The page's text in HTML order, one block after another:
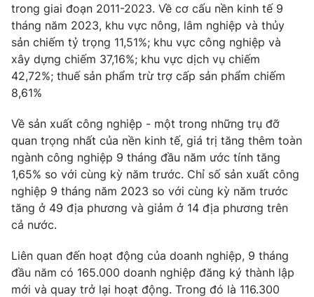
Tư vấn
Chuyên mục khác
Emagazine Podcast
Photo
Video Shorts video
VTV Money VTV Thể thao
VTV Sức khoẻ
Thị trường 24h Tấm lòng Việt
trong giai đoạn 2011-2023. Về cơ cấu nền kinh tế 9
tháng năm 2023, khu vực nông, lâm nghiệp và thủy
sản chiếm tỷ trọng 11,51%; khu vực công nghiệp và
xây dựng chiếm 37,16%; khu vực dịch vụ chiếm
42,72%; thuế sản phẩm trừ trợ cấp sản phẩm chiếm
8,61%
Về sản xuất công nghiệp - một trong những trụ đỡ
quan trọng nhất của nền kinh tế, giá trị tăng thêm toàn
ngành công nghiệp 9 tháng đầu năm ước tính tăng
1,65% so với cùng kỳ năm trước. Chỉ số sản xuất công
nghiệp 9 tháng năm 2023 so với cùng kỳ năm trước
tăng ở 49 địa phương và giảm ở 14 địa phương trên
cả nước.
Liên quan đến hoạt động của doanh nghiệp, 9 tháng
đầu năm có 165.000 doanh nghiệp đăng ký thành lập
mới và quay trở lại hoạt động. Trong đó là 116.300